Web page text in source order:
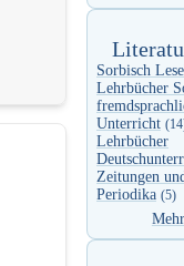
Sorbisch
Lehrbücher
Unterricht
Lehrbücher
Zeitungen
Periodika (5)